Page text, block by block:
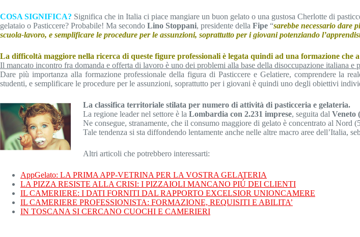
COSA SIGNIFICA? Significa che in Italia ci piace mangiare un buon gelato o una gustosa Cherlotte di
gelataio o Pasticcere? Probabile! Ma secondo Lino Stoppani, presidente della Fipe “sarebbe necessario dare
scuola-lavoro, e semplificare le procedure per le assunzioni, soprattutto per i giovani potenziando
La difficoltà maggiore nella ricerca di queste figure professionali è legata quindi ad una formazione che
Il mancato incontro fra domanda e offerta di lavoro è uno dei problemi alla base della disoccupazione italiana e
Dare più importanza alla formazione professionale della figura di Pasticcere e Gelatiere, comprendere la
studenti, e semplificare le procedure per le assunzioni, soprattutto per i giovani è quindi uno degli obiettivi
La classifica territoriale stilata per numero di attività di pasticceria e gelateria.
La regione leader nel settore è la Lombardia con 2.231 imprese, seguita dal Veneto
Ne consegue, stranamente, che il consumo maggiore di gelato è concentrato al
Tale tendenza si sta diffondendo lentamente anche nelle altre macro aree dell’Italia,
Altri articoli che potrebbero interessarti:
AppGelato: LA PRIMA APP-VETRINA PER LA VOSTRA GELATERIA
LA PIZZA RESISTE ALLA CRISI: I PIZZAIOLI MANCANO PIÚ DEI CLIENTI
IL CAMERIERE: I DATI FORNITI DAL RAPPORTO EXCELSIOR UNIONCAMERE
IL CAMERIERE PROFESSIONISTA: FORMAZIONE, REQUISITI E ABILITA’
IN TOSCANA SI CERCANO CUOCHI E CAMERIERI